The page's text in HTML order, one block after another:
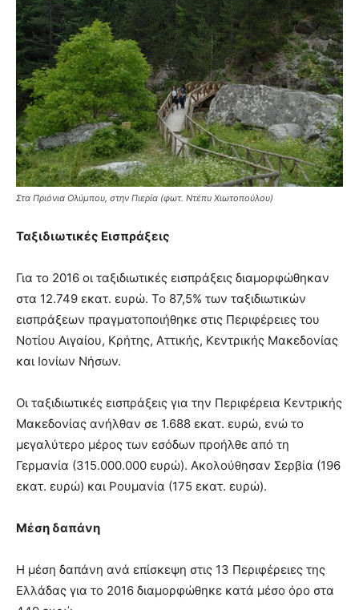
Στα Πριόνια Ολύμπου, στην Πιερία (φωτ. Ντέπυ Χιωτοπούλου)
Ταξιδιωτικές Εισπράξεις
Για το 2016 οι ταξιδιωτικές εισπράξεις διαμορφώθηκαν
στα 12.749 εκατ. ευρώ. Το 87,5% των ταξιδιωτικών
εισπράξεων πραγματοποιήθηκε στις Περιφέρειες του
Νοτίου Αιγαίου, Κρήτης, Αττικής, Κεντρικής Μακεδονίας
και Ιονίων Νήσων.
Οι ταξιδιωτικές εισπράξεις για την Περιφέρεια Κεντρικής
Μακεδονίας ανήλθαν σε 1.688 εκατ. ευρώ, ενώ το
μεγαλύτερο μέρος των εσόδων προήλθε από τη
Γερμανία (315.000.000 ευρώ). Ακολούθησαν Σερβία (196
εκατ. ευρώ) και Ρουμανία (175 εκατ. ευρώ).
Μέση δαπάνη
Η μέση δαπάνη ανά επίσκεψη στις 13 Περιφέρειες της
Ελλάδας για το 2016 διαμορφώθηκε κατά μέσο όρο στα